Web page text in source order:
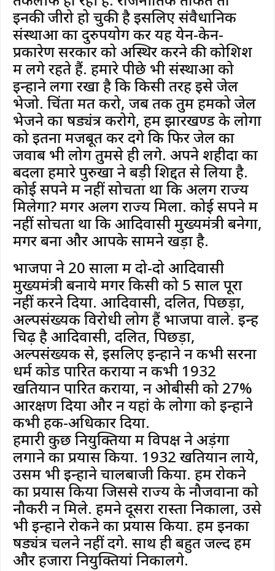
इनकी जीरो हो चुकी है इसलिए संवैधानिक
संस्थाओं का दुरुपयोग कर यह येन-केन-
प्रकारेण सरकार को अस्थिर करने की कोशिश
में लगे रहते हैं. हमारे पीछे भी संस्थाओं को
इन्होंने लगा रखा है कि किसी तरह इसे जेल
भेजो. चिंता मत करो, जब तक तुम हमको जेल
भेजने का षड्यंत्र करोगे, हम झारखण्ड के लोगों
को इतना मजबूत कर देंगे कि फिर जेल का
जवाब भी लोग तुमसे ही लेंगे. अपने शहीदों का
बदला हमारे पुरुखों ने बड़ी शिद्दत से लिया है.
कोई सपने में नहीं सोचता था कि अलग राज्य
मिलेगा? मगर अलग राज्य मिला. कोई सपने में
नहीं सोचता था कि आदिवासी मुख्यमंत्री बनेगा,
मगर बना और आपके सामने खड़ा है.
भाजपा ने 20 सालों में दो-दो आदिवासी
मुख्यमंत्री बनाये मगर किसी को 5 साल पूरा
नहीं करने दिया. आदिवासी, दलित, पिछड़ा,
अल्पसंख्यक विरोधी लोग हैं भाजपा वाले. इन्हें
चिढ़ है आदिवासी, दलित, पिछड़ा,
अल्पसंख्यक से, इसलिए इन्होंने न कभी सरना
धर्म कोड पारित कराया न कभी 1932
खतियान पारित कराया, न ओबीसी को 27%
आरक्षण दिया और न यहां के लोगों को इन्होंने
कभी हक-अधिकार दिया.
हमारी कुछ नियुक्तियों में विपक्ष ने अड़ंगा
लगाने का प्रयास किया. 1932 खतियान लाये,
उसमें भी इन्होंने चालबाजी किया. हमें रोकने
का प्रयास किया जिससे राज्य के नौजवानों को
नौकरी न मिले. हमने दूसरा रास्ता निकाला, उसे
भी इन्होंने रोकने का प्रयास किया. हम इनका
षड्यंत्र चलने नहीं देंगे. साथ ही बहुत जल्द हम
और हजारों नियुक्तियां निकालेंगे.